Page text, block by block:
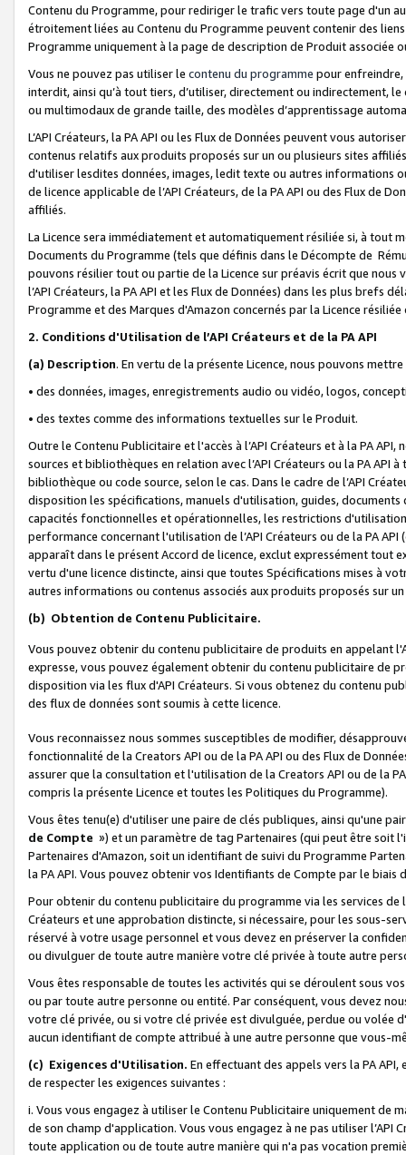
Contenu du Programme, pour rediriger le trafic vers toute page d'un
étroitement liées au Contenu du Programme peuvent contenir des
Programme uniquement à la page de description de Produit associée
Vous ne pouvez pas utiliser le contenu du programme pour
interdit, ainsi qu’à tout tiers, d’utiliser, directement ou indirectement,
ou multimodaux de grande taille, des modèles d’apprentissage
L’API Créateurs, la PA API ou les Flux de Données peuvent vous
contenus relatifs aux produits proposés sur un ou plusieurs sites
d'utiliser lesdites données, images, ledit texte ou autres informations
de licence applicable de l’API Créateurs, de la PA API ou des Flux de
affiliés.
La Licence sera immédiatement et automatiquement résiliée si, à
Documents du Programme (tels que définis dans le Décompte de
pouvons résilier tout ou partie de la Licence sur préavis écrit que
l’API Créateurs, la PA API et les Flux de Données) dans les plus
Programme et des Marques d'Amazon concernés par la Licence
2. Conditions d'Utilisation de l’API Créateurs et de la PA API
(a) Description. En vertu de la présente Licence, nous pouvons
• des données, images, enregistrements audio ou vidéo, logos,
• des textes comme des informations textuelles sur le Produit.
Outre le Contenu Publicitaire et l'accès à l’API Créateurs et à la PA
sources et bibliothèques en relation avec l’API Créateurs ou la PA
bibliothèque ou code source, selon le cas. Dans le cadre de l’API
disposition les spécifications, manuels d'utilisation, guides,
capacités fonctionnelles et opérationnelles, les restrictions
performance concernant l'utilisation de l’API Créateurs ou de la PA
apparaît dans le présent Accord de licence, exclut expressément tout
vertu d'une licence distincte, ainsi que toutes Spécifications mises à
autres informations ou contenus associés aux produits proposés sur
(b) Obtention de Contenu Publicitaire.
Vous pouvez obtenir du contenu publicitaire de produits en appelant
expresse, vous pouvez également obtenir du contenu publicitaire de
disposition via les flux d'API Créateurs. Si vous obtenez du contenu
des flux de données sont soumis à cette licence.
Vous reconnaissez nous sommes susceptibles de modifier,
fonctionnalité de la Creators API ou de la PA API ou des Flux de
assurer que la consultation et l'utilisation de la Creators API ou de la
compris la présente Licence et toutes les Politiques du Programme).
Vous êtes tenu(e) d'utiliser une paire de clés publiques, ainsi qu'une
de Compte ») et un paramètre de tag Partenaires (qui peut être soit
Partenaires d'Amazon, soit un identifiant de suivi du Programme
la PA API. Vous pouvez obtenir vos Identifiants de Compte par le biais
Pour obtenir du contenu publicitaire du programme via les services
Créateurs et une approbation distincte, si nécessaire, pour les sous-
réservé à votre usage personnel et vous devez en préserver la
ou divulguer de toute autre manière votre clé privée à toute autre
Vous êtes responsable de toutes les activités qui se déroulent sous
ou par toute autre personne ou entité. Par conséquent, vous devez
votre clé privée, ou si votre clé privée est divulguée, perdue ou volée
aucun identifiant de compte attribué à une autre personne que vous-
(c) Exigences d'Utilisation. En effectuant des appels vers la PA
de respecter les exigences suivantes :
i. Vous vous engagez à utiliser le Contenu Publicitaire uniquement de
de son champ d'application. Vous vous engagez à ne pas utiliser l’API
toute application ou de toute autre manière qui n'a pas vocation